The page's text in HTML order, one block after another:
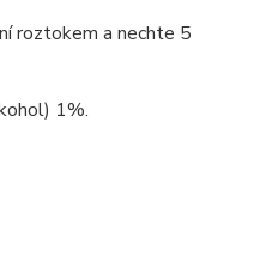
roztokem a nechte 5
1%.